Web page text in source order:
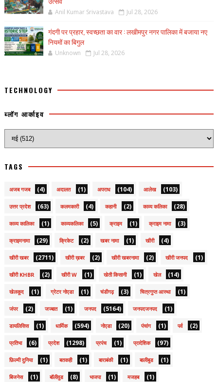
Anil Kumar Srivastava Jul 28, 2026
गंदगी पर प्रहार, स्वच्छता का वार : लखीमपुर नगर पालिका में बजाया नए
नियमों का बिगुल
Unknown Jul 28, 2026
TECHNOLOGY
ब्लॉग आर्काइव
TAGS
अजब गजब (4) अदालत (1) अपराध (104) आलेख (103)
उत्तर प्रदेश (63) कलमकारी (4) कहानी (2) काव्य कलिका (28)
काव्य कालिका (1) काव्यकलिका (5) क्राइम (1) क्राइम नामा (3)
क्राइमनामा (29) क्रिकेट (2) खबर नामा (1) खीरी (4)
खीरी खबर (2711) खीरी ख़बर (2) खीरी खबरनामा (2) खीरी जनपद (1)
खीरी KHBR (2) खीरी W (1) खेती किसानी (1) खेल (14)
खेलकूद (1) ग्रेटर नोएडा (1) चंडीगढ़ (3) चित्रगुप्त आस्था (1)
जंपर (2) जज्बात (1) जनपद (5164) जनपदजनपद (1)
डायलिसिस (1) धार्मिक (594) नोएडा (20) पंचांग (1) पर्व (2)
प्रतिभा (6) प्रदेश (1298) प्रपंच (1) प्रादेशिक (97)
फ़िल्मी दुनिया (1) बतकही (1) बाराबंकी (1) बालीबुड (1)
बिजनेस (1) बॉलीवुड (8) भाजपा (1) मजहब (1)